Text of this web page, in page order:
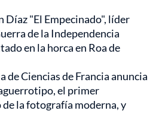
Díaz "El Empecinado", líder
de la Independencia
en la horca en Roa de
de Ciencias de Francia anuncia
el primer
la fotografía moderna, y